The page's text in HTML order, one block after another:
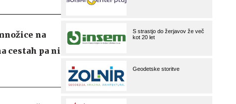
na
cestah pa ni